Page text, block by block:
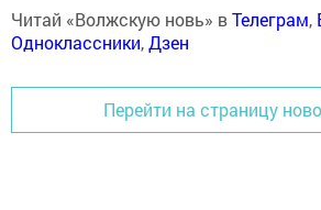
Читай «Волжскую новь» вТелеграм,
Одноклассники,Дзен
Перейти на страницу